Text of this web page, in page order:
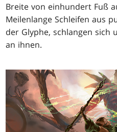
Breite von einhundert Fuß
Meilenlange Schleifen aus
der Glyphe, schlangen sich
an ihnen.